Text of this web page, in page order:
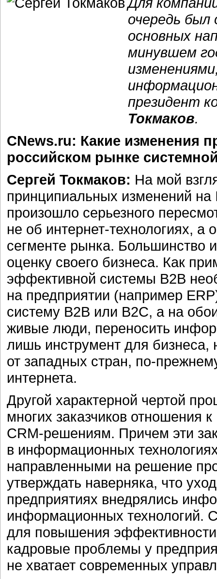
очередь
основных
минувшем
президент
Токмаков.
CNews.ru: Какие изменения
российском рынке
Сергей Токмаков: На мой
принципиальных изменений
произошло серьезного
не об интернет-технологиях,
сегменте рынка. Большинство
оценку своего бизнеса. Как
эффективной системы B2B
на предприятии (например
систему B2B или B2C, а на
живые люди, переносить
лишь инструмент для бизнеса,
от западных стран, по-
интернета.
Другой характерной чертой
многих заказчиков отношения
CRM-решениям. Причем эти
в информационных
направленными на решение
утверждать наверняка, что
предприятиях внедрялись
информационных технологий.
для повышения
кадровые проблемы у
не хватает современных